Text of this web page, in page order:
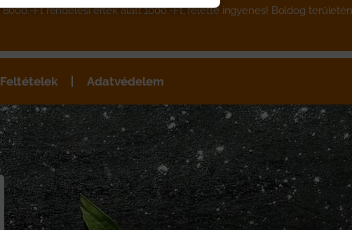
Ft rendelési érték alatt 1000.-Ft, felette ingyenes! Boldog
Adatvédelem